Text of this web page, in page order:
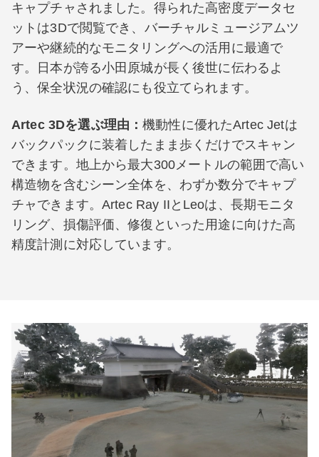
キャプチャされました。得られた高密度データセ
ットは3Dで閲覧でき、バーチャルミュージアムツ
アーや継続的なモニタリングへの活用に最適で
す。日本が誇る小田原城が長く後世に伝わるよ
う、保全状況の確認にも役立てられます。
Artec 3Dを選ぶ理由：機動性に優れたArtec Jetは
バックパックに装着したまま歩くだけでスキャン
できます。地上から最大300メートルの範囲で高い
構造物を含むシーン全体を、わずか数分でキャプ
チャできます。Artec Ray IIとLeoは、長期モニタ
リング、損傷評価、修復といった用途に向けた高
精度計測に対応しています。